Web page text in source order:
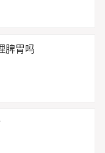
脾胃吗